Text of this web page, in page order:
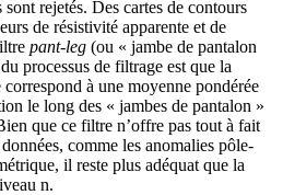
rejetés. Des cartes de contours
de résistivité apparente et de
pant-leg (ou « jambe de pantalon
processus de filtrage est que la
à une moyenne pondérée
le long des « jambes de pantalon »
que ce filtre n’offre pas tout à fait
comme les anomalies pôle-
il reste plus adéquat que la
n.